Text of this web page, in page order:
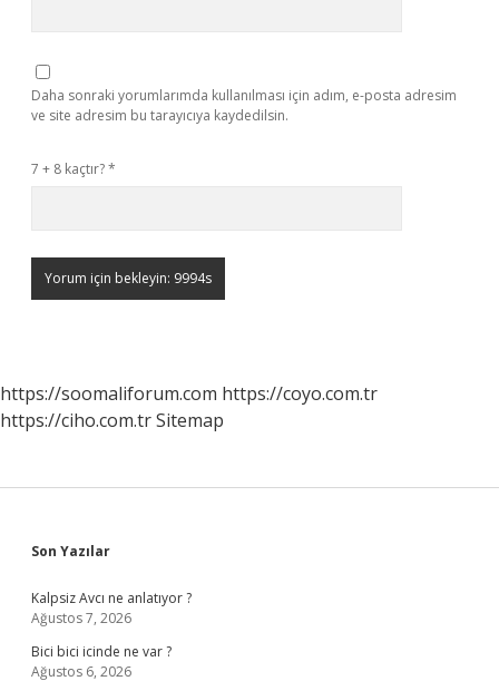
Daha sonraki yorumlarımda kullanılması için adım, e-posta adresim
ve site adresim bu tarayıcıya kaydedilsin.
7 + 8 kaçtır?*
https://soomaliforum.com https://coyo.com.tr
https://ciho.com.trSitemap
Sidebar
Son Yazılar
Kalpsiz Avcı ne anlatıyor ?
Ağustos 7, 2026
Bici bici icinde ne var ?
Ağustos 6, 2026